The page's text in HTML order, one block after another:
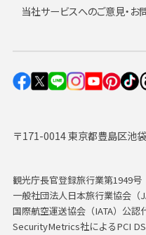
〒171-0014 東京都豊島区池
観光庁長官登録旅行業第1949号
一般社団法人日本旅行業協会（
国際航空運送協会（IATA）公認
SecurityMetrics社によるPCI
当社サービスへのご意見・お